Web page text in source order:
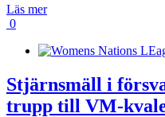
Läs mer
0
Stjärnsmäll i
trupp till VM-